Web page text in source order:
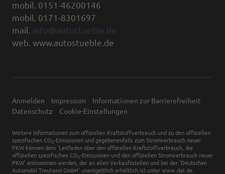
mobil. 0151-46200146
mobil. 0171-8301697
mail. info@autostueble.de
web. www.autostueble.de
Anmelden Impressum
Informationen zur Barrierefreiheit
Datenschutz
Cookie-Einstellungen
Weitere Informationen zum offiziellen Kraftstoffverbrauch und zu den offiziellen
spezifischen CO 2-Emissionen und gegebenenfalls zum Stromverbrauch neuer
PKW können dem 'Leitfaden über den offiziellen Kraftstoffverbrauch, die
offiziellen spezifischen CO 2-Emissionen und den offiziellen Stromverbrauch neuer
PKW' entnommen werden, der an allen Verkaufsstellen und bei der 'Deutschen
Automobil Treuhand GmbH' unentgeltlich erhältlich ist unter www.dat.de.